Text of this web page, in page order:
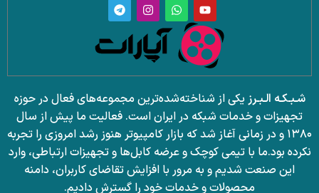
شـبـکـه الـبـرز یکی از شناخته‌شده‌ترین مجموعه‌های فعال در حوزه
تجهیزات و خدمات شبکه در ایران است. فعالیت ما پیش از سال
۱۳۸۰ و در زمانی آغاز شد که بازار کامپیوتر هنوز رشد امروزی را تجربه
نکرده بود.ما با تیمی کوچک و عرضه کابل‌ها و تجهیزات ارتباطی، وارد
این صنعت شدیم و به مرور با افزایش تقاضای کاربران، دامنه
محصولات و خدمات خود را گسترش دادیم.